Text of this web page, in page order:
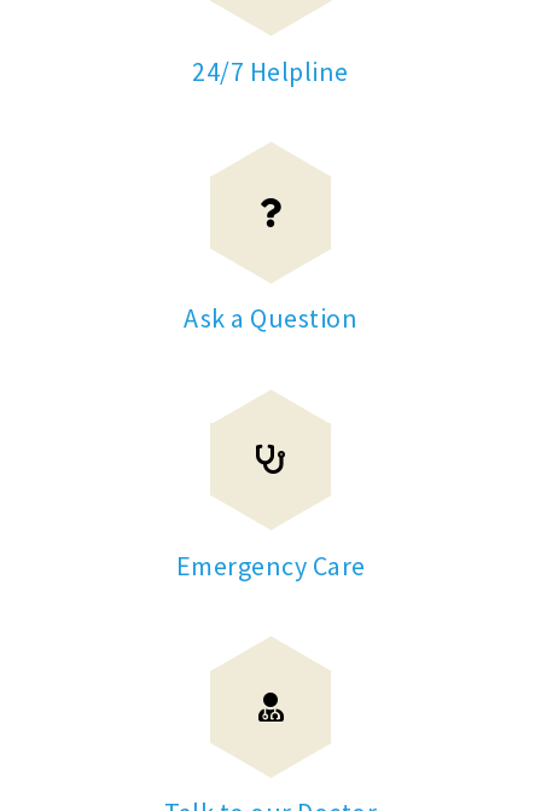
24/7 Helpline
Ask a Question
Emergency Care